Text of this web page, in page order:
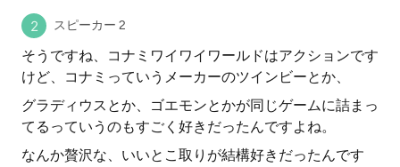
スピーカー 2
そうですね、コナミワイワイワールドはアクションです
けど、コナミっていうメーカーのツインビーとか、
グラディウスとか、ゴエモンとかが同じゲームに詰まっ
てるっていうのもすごく好きだったんですよね。
なんか贅沢な、いいとこ取りが結構好きだったんです